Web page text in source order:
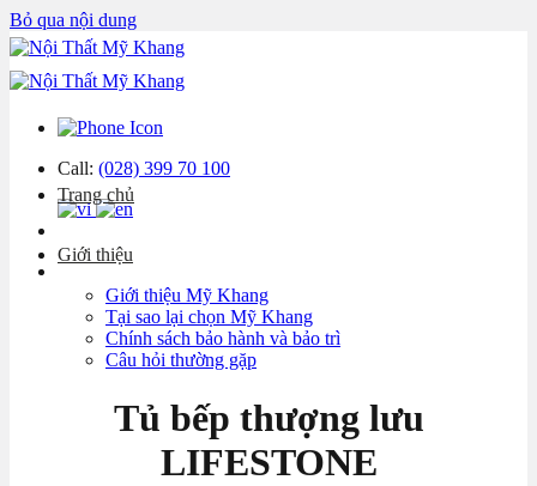
Bỏ qua nội dung
Call: (028) 399 70 100
Trang chủ
Giới thiệu
Giới thiệu Mỹ Khang
Tại sao lại chọn Mỹ Khang
Chính sách bảo hành và bảo trì
Câu hỏi thường gặp
Tủ bếp thượng lưu
LIFESTONE